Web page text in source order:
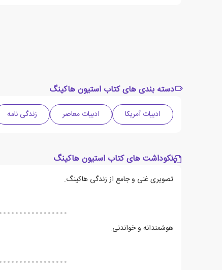
دسته بندی های کتاب استیون هاکینگ
ادبیات آمریکا ادبیات معاصر زندگی نامه
نکوداشت های کتاب استیون هاکینگ
تصویری غنی و جامع از زندگی هاکینگ.
هوشمندانه و خواندنی.